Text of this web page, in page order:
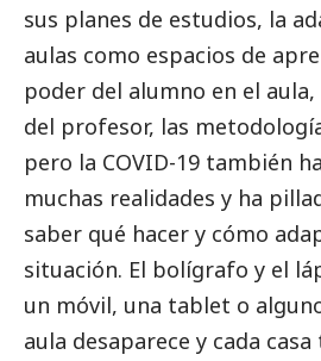
sus planes de estudios, la
aulas como espacios de
poder del alumno en el
del profesor, las
pero la COVID-19 también
muchas realidades y ha
saber qué hacer y cómo
situación. El bolígrafo y el
un móvil, una tablet o
aula desaparece y cada